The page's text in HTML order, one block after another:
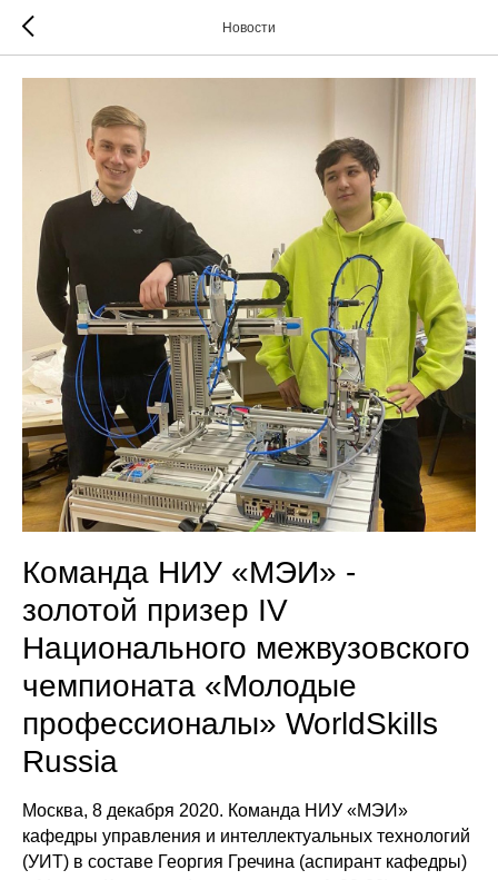
Новости
Команда НИУ «МЭИ» -
золотой призер IV
Национального межвузовского
чемпионата «Молодые
профессионалы» WorldSkills
Russia
Москва, 8 декабря 2020. Команда НИУ «МЭИ»
кафедры управления и интеллектуальных технологий
(УИТ) в составе Георгия Гречина (аспирант кафедры)